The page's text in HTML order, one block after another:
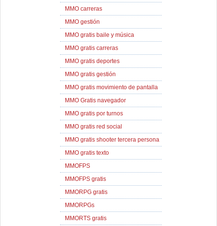
MMO carreras
MMO gestión
MMO gratis baile y música
MMO gratis carreras
MMO gratis deportes
MMO gratis gestión
MMO gratis movimiento de pantalla
MMO Gratis navegador
MMO gratis por turnos
MMO gratis red social
MMO gratis shooter tercera persona
MMO gratis texto
MMOFPS
MMOFPS gratis
MMORPG gratis
MMORPGs
MMORTS gratis